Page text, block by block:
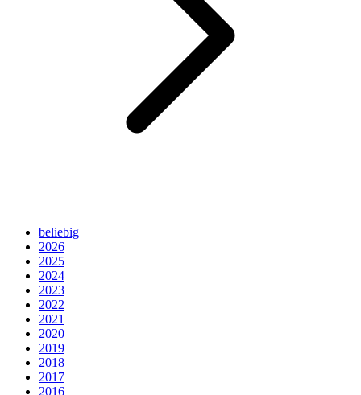
beliebig
2026
2025
2024
2023
2022
2021
2020
2019
2018
2017
2016